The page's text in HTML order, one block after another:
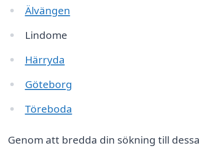
Älvängen
Lindome
Härryda
Göteborg
Töreboda
Genom att bredda din sökning till dessa